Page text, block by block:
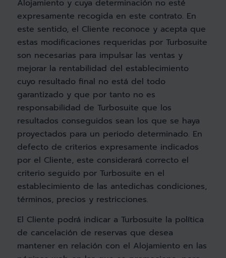
Alojamiento y cuya determinación no esté
expresamente recogida en este contrato. En
este sentido, el Cliente reconoce y acepta que
estas modificaciones requeridas por Turbosuite
son necesarias para impulsar las ventas y
mejorar la rentabilidad del establecimiento
cuyo resultado final no está del todo
garantizado y que por tanto no es
responsabilidad de Turbosuite que los
resultados conseguidos sean los que se haya
proyectados para un periodo determinado. En
defecto de criterios expresamente indicados
por el Cliente, este considerará correcto el
criterio seguido por Turbosuite en el
establecimiento de las antedichas condiciones,
términos, precios y restricciones.
El Cliente podrá indicar a Turbosuite la política
de cancelación de reservas que desea
mantener en relación con el Alojamiento en las